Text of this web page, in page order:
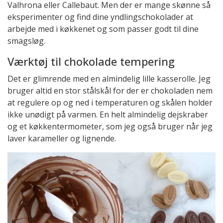
Valhrona eller Callebaut. Men der er mange skønne så
eksperimenter og find dine yndlingschokolader at
arbejde med i køkkenet og som passer godt til dine
smagsløg.
Værktøj til chokolade tempering
Det er glimrende med en almindelig lille kasserolle. Jeg
bruger altid en stor stålskål for der er chokoladen nem
at regulere op og ned i temperaturen og skålen holder
ikke unødigt på varmen. En helt almindelig dejskraber
og et køkkentermometer, som jeg også bruger når jeg
laver karameller og lignende.